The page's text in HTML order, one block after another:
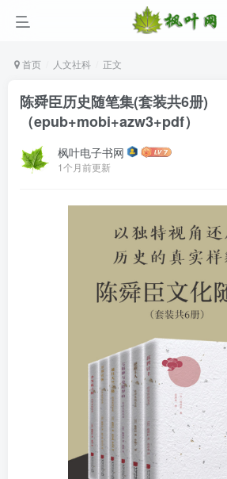
首页 人文社科 正文
陈舜臣历史随笔集(套装共6册)
（epub+mobi+azw3+pdf）
枫叶电子书网
1个月前更新
登录
用户名/手机号/邮箱
记住登录 找回密码
登录
社交账号登录